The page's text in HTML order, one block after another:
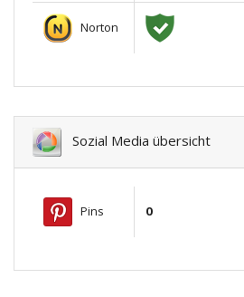
Norton
Sozial Media übersicht
Pins 0